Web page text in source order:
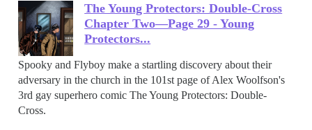
The Young Protectors: Double-Cross
Chapter Two—Page 29 - Young
Protectors...
Spooky and Flyboy make a startling discovery about their
adversary in the church in the 101st page of Alex Woolfson's
3rd gay superhero comic The Young Protectors: Double-
Cross.